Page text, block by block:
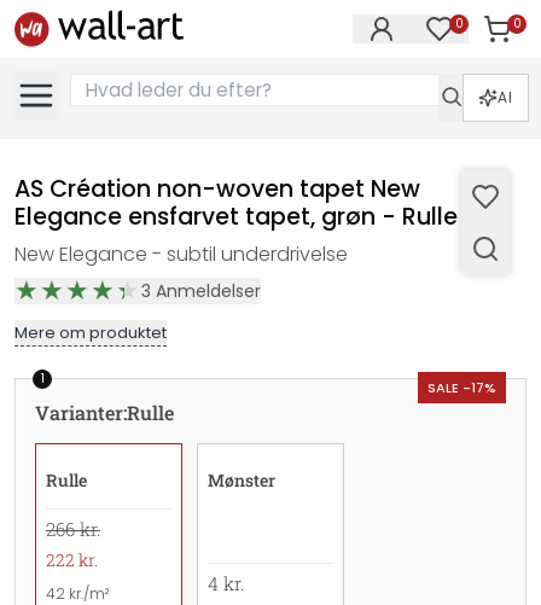
0 0
Varer
AI
AS Création non-woven tapet New
Elegance ensfarvet tapet, grøn - Rulle
New Elegance - subtil underdrivelse
3 Anmeldelser
Mere om produktet
SALE -17%
1
Varianter:Rulle
Rulle
266 kr.
222 kr.
42 kr./m²
Mønster
4 kr.